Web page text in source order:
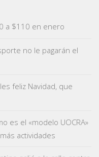
a $110 en enero
no le pagarán el
feliz Navidad, que
es el «modelo UOCRA»
actividades